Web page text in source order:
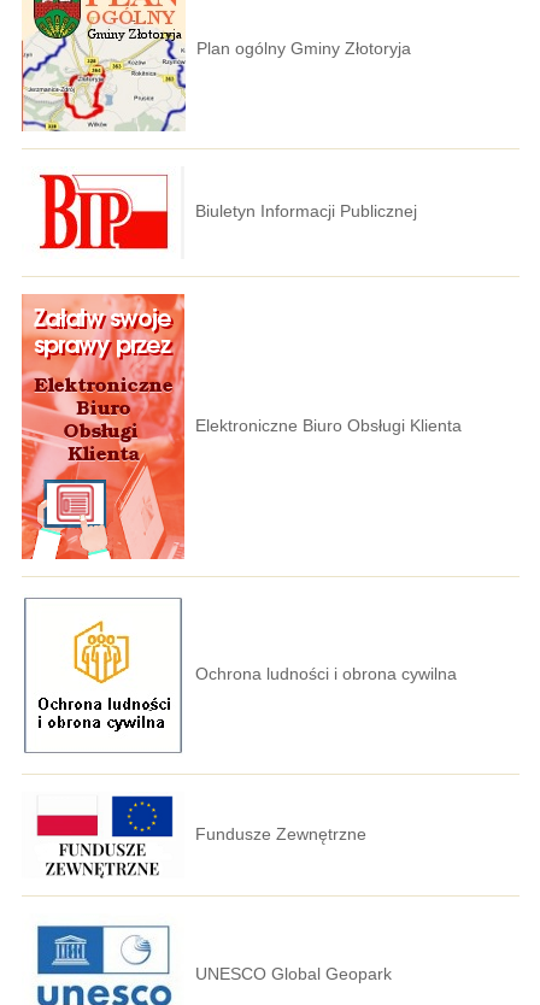
Plan ogólny Gminy Złotoryja
Biuletyn Informacji Publicznej
Elektroniczne Biuro Obsługi Klienta
Ochrona ludności i obrona cywilna
Fundusze Zewnętrzne
UNESCO Global Geopark